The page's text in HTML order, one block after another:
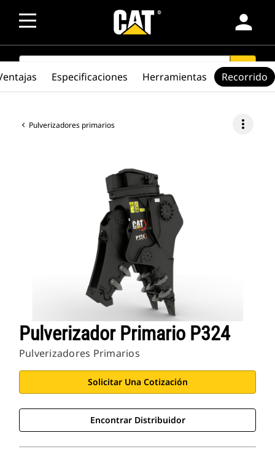
person
SEARCH search
Pulverizadores primarios more_vert
Pulverizador Primario P324
Pulverizadores Primarios
Solicitar Una Cotización
Encontrar Distribuidor
Especificaciones Herramientas Recorrido